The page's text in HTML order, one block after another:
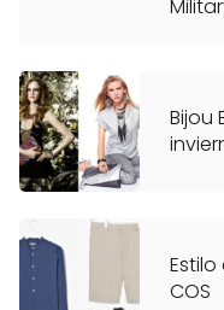
Bijou
COS